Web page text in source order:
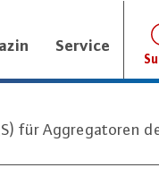
Service
für Aggregatoren